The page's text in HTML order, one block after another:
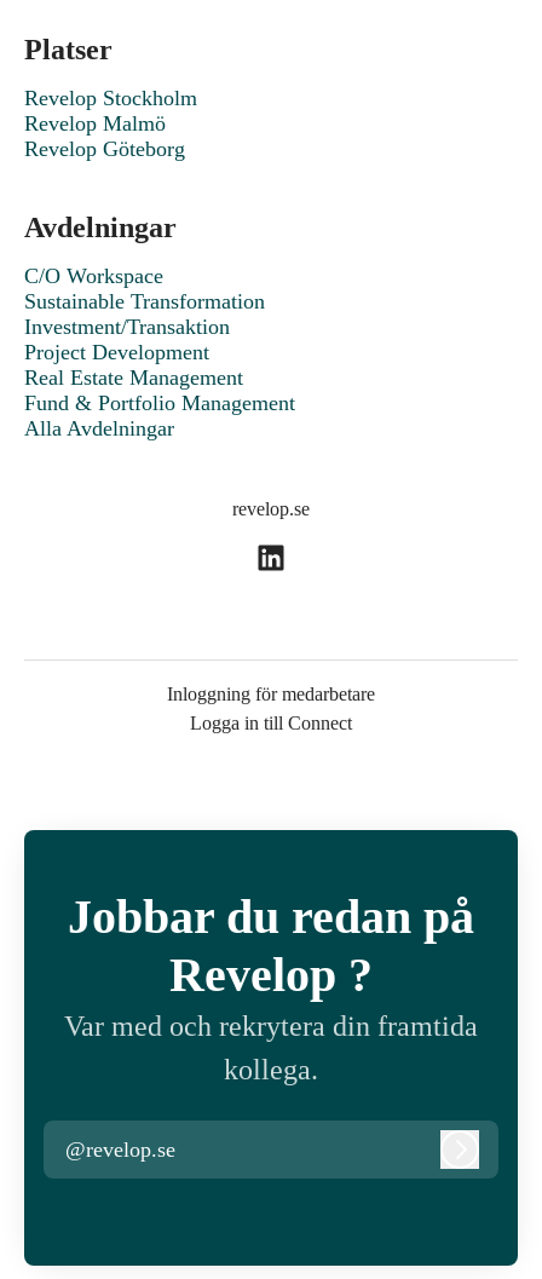
Platser
Revelop Stockholm
Revelop Malmö
Revelop Göteborg
Avdelningar
C/O Workspace
Sustainable Transformation
Investment/Transaktion
Project Development
Real Estate Management
Fund & Portfolio Management
Alla Avdelningar
revelop.se
Inloggning för medarbetare
Logga in till Connect
Jobbar du redan på
Revelop ?
Var med och rekrytera din framtida
kollega.
@revelop.se